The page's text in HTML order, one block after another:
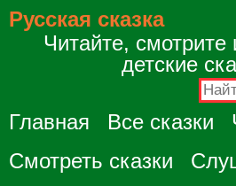
Русская сказка
Читайте,
детские
Главная Все сказки
Смотреть сказки